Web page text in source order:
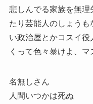
悲しんでる家族を無理
たり芸能人のしょう
い政治屋とかコスイ役
くって色々暴けよ、マ
名無しさん
人間いつかは死ぬ